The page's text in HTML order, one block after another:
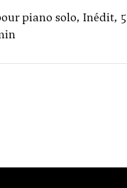
piano solo, Inédit, 5